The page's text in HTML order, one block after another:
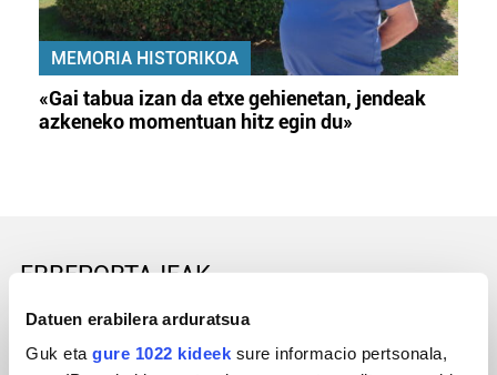
Datuen erabilera arduratsua
Guk eta gure 1022 kideek sure informacio pertsonala,
MEMORIA HISTORIKOA
«Gai tabua izan da etxe gehienetan, jendeak
azkeneko momentuan hitz egin du»
ERREPORTAJEAK